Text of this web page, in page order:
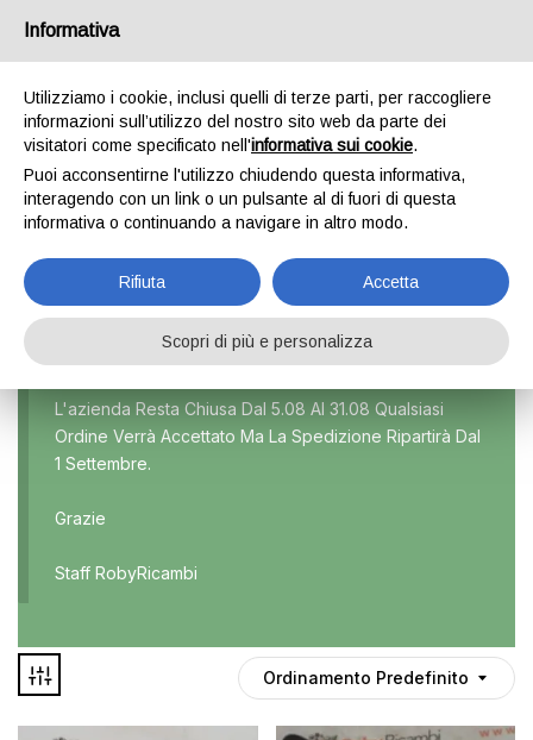
FIAT
Home Fiat
Marca
Modello
Auto usate
Culla
L'azienda Resta Chiusa Dal 5.08 Al 31.08 Qualsiasi
Ordine Verrà Accettato Ma La Spedizione Ripartirà Dal
1 Settembre.
Grazie
Staff RobyRicambi
Ordinamento Predefinito
Informativa
Utilizziamo i cookie, inclusi quelli di terze parti, per raccogliere
informazioni sull’utilizzo del nostro sito web da parte dei
visitatori come specificato nell'informativa sui cookie.
Puoi acconsentirne l'utilizzo chiudendo questa informativa,
interagendo con un link o un pulsante al di fuori di questa
informativa o continuando a navigare in altro modo.
Rifiuta Accetta
Scopri di più e personalizza